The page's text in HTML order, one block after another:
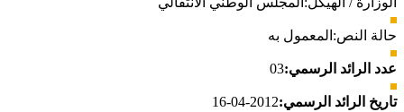
حالة النص: المعمول به
عدد الرائد الرسمي:03
تاريخ الرائد الرسمي:2012-04-16